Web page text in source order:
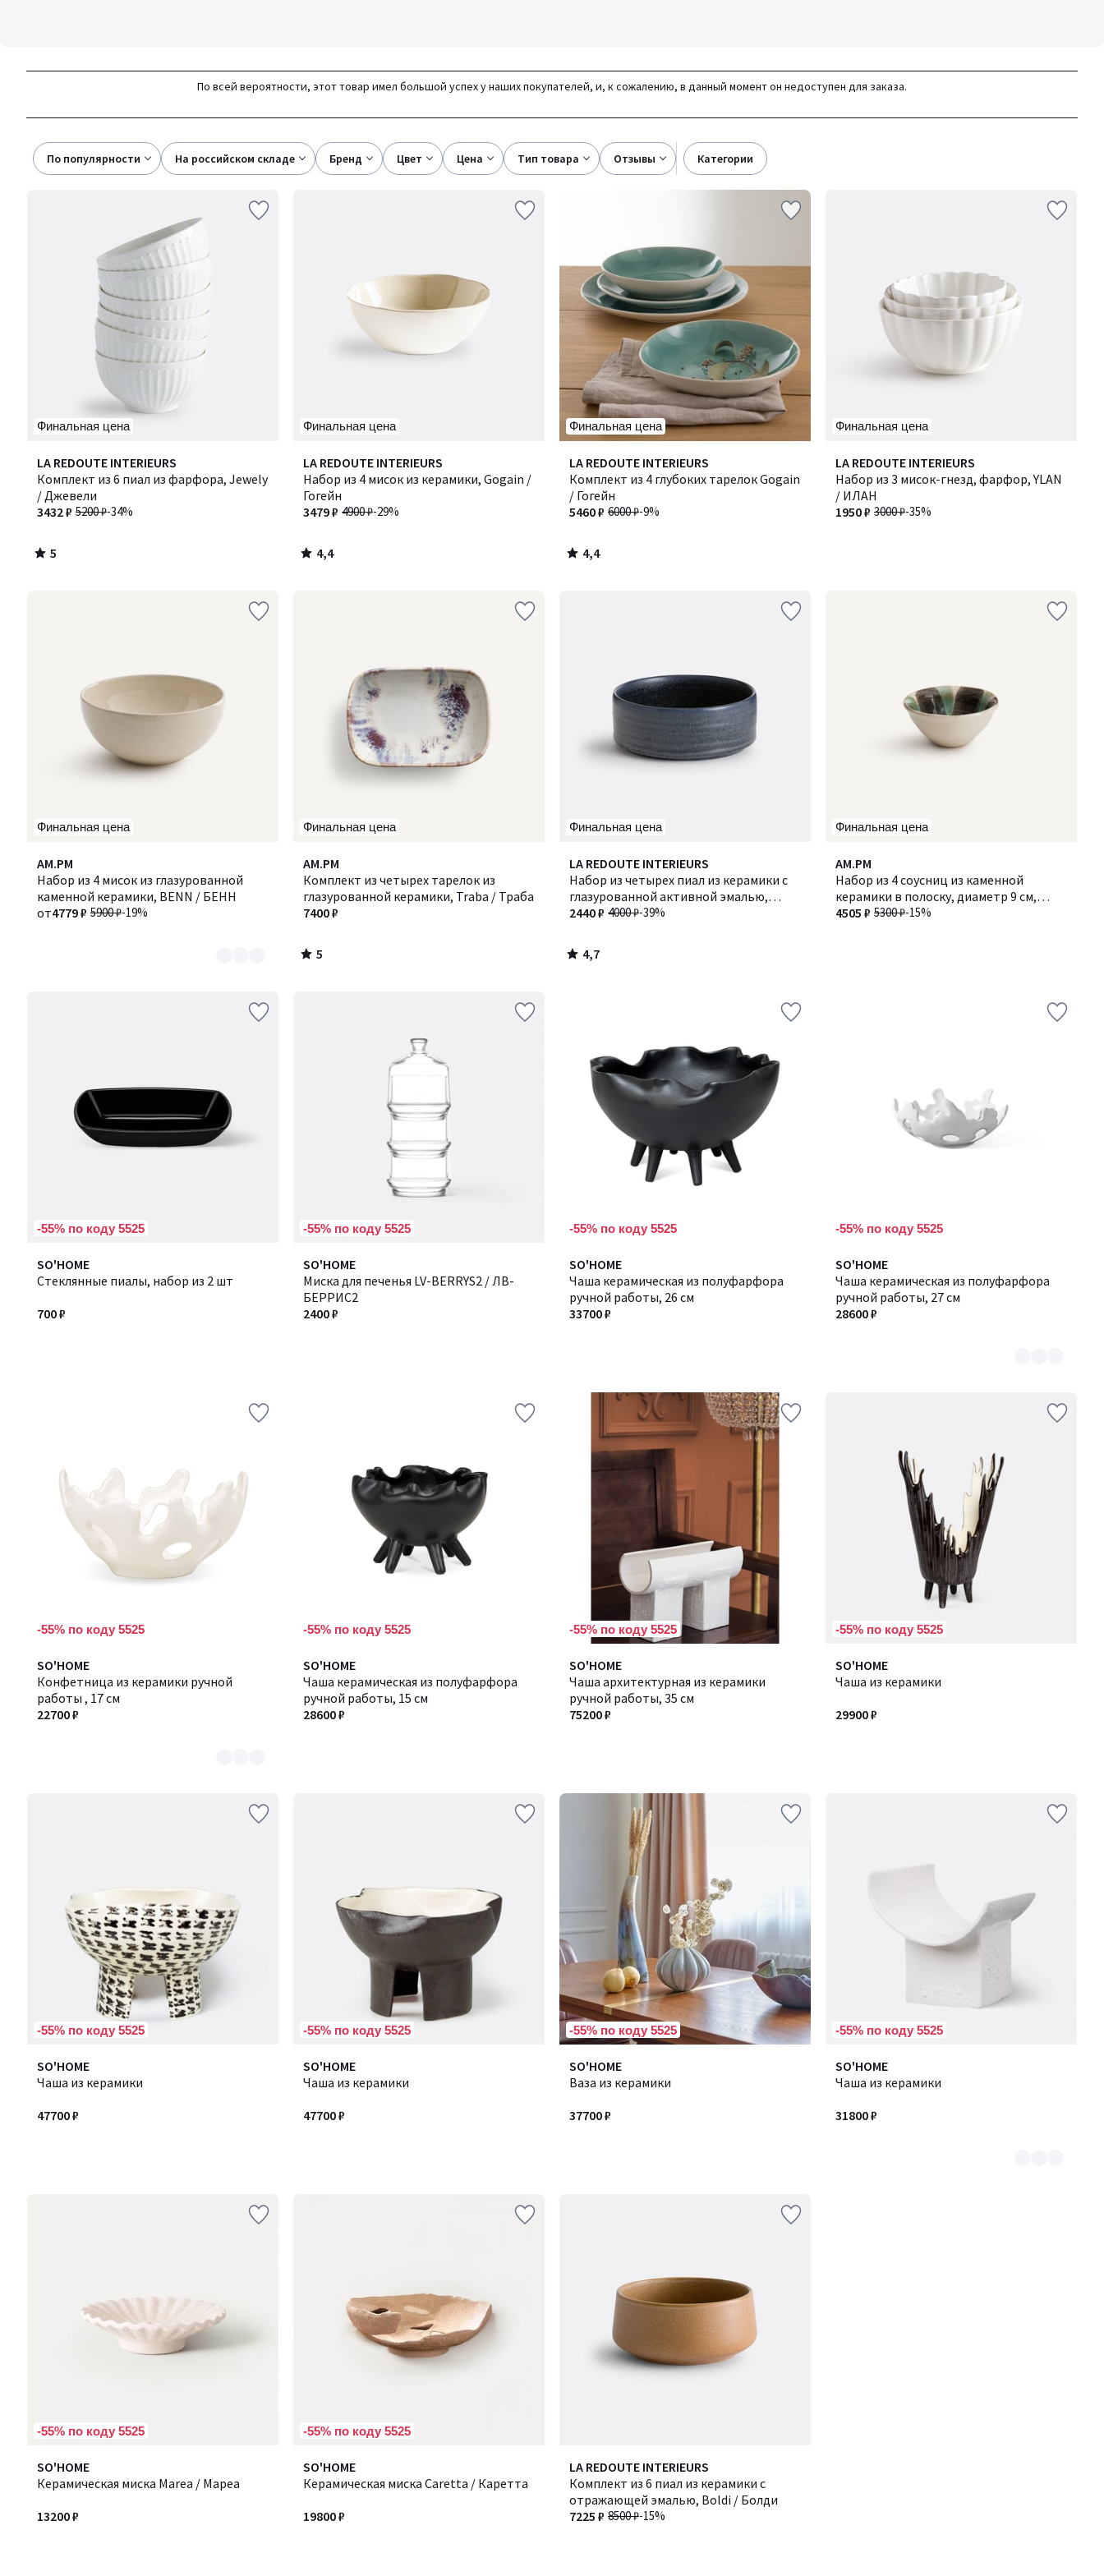
По всей вероятности, этот товар имел большой успех у наших покупателей, и, к сожалению, в данный момент он недоступен для заказа.
По популярности на российском складе бренд цвет цена тип товара отзывы категории
Финальная цена
LA REDOUTE INTERIEURS
Комплект из 6 пиал из фарфора, Jewely
/ Джевели
5200 ₽-34%
3432 ₽
5
/
5
5
/
Финальная цена
LA REDOUTE INTERIEURS
Набор из 4 мисок из керамики, Gogain /
Гогейн
4900 ₽-29%
3479 ₽
4,4
/ 5
4,4
/
Финальная цена
LA REDOUTE INTERIEURS
Комплект из 4 глубоких тарелок Gogain
/ Гогейн
6000 ₽-9%
5460 ₽
4,4
/ 5
4,4
/
Финальная цена
LA REDOUTE INTERIEURS
Набор из 3 мисок-гнезд, фарфор, YLAN
/ ИЛАН
3000 ₽-35%
1950 ₽
Финальная цена
AM.PM
Набор из 4 мисок из глазурованной
каменной керамики, BENN / БЕНН
5900 ₽-19%
от4779 ₽
Количество
цветов:
2
Финальная цена
AM.PM
Комплект из четырех тарелок из
глазурованной керамики, Traba / Траба
7400 ₽
5
/
5
5
/
Финальная цена
LA REDOUTE INTERIEURS
Набор из четырех пиал из керамики с
глазурованной активной эмалью,
Sacha / Саша
4000 ₽-39%
2440 ₽
4,7
/ 5
4,7
/
Финальная цена
AM.PM
Набор из 4 соусниц из каменной
керамики в полоску, диаметр 9 см,
VIANA / ВИАНА
5300 ₽-15%
4505 ₽
-55% по коду 5525
SO'HOME
Стеклянные пиалы, набор из 2 шт
700 ₽
-55% по коду 5525
SO'HOME
Миска для печенья LV-BERRYS2 / ЛВ-
БЕРРИС2
2400 ₽
-55% по коду 5525
SO'HOME
Чаша керамическая из полуфарфора
ручной работы, 26 см
33700 ₽
-55% по коду 5525
SO'HOME
Чаша керамическая из полуфарфора
ручной работы, 27 см
28600 ₽
Количество
цветов:
2
-55% по коду 5525
SO'HOME
Конфетница из керамики ручной
работы , 17 см
22700 ₽
Количество
цветов:
2
-55% по коду 5525
SO'HOME
Чаша керамическая из полуфарфора
ручной работы, 15 см
28600 ₽
-55% по коду 5525
SO'HOME
Чаша архитектурная из керамики
ручной работы, 35 см
75200 ₽
-55% по коду 5525
SO'HOME
Чаша из керамики
29900 ₽
-55% по коду 5525
SO'HOME
Чаша из керамики
47700 ₽
-55% по коду 5525
SO'HOME
Чаша из керамики
47700 ₽
-55% по коду 5525
SO'HOME
Ваза из керамики
37700 ₽
-55% по коду 5525
SO'HOME
Чаша из керамики
31800 ₽
Количество
цветов:
-55% по коду 5525
SO'HOME
Керамическая миска Marea / Мареа
13200 ₽
-55% по коду 5525
SO'HOME
Керамическая миска Caretta / Каретта
19800 ₽
LA REDOUTE INTERIEURS
Комплект из 6 пиал из керамики с
отражающей эмалью, Boldi / Болди
8500 ₽-15%
7225 ₽